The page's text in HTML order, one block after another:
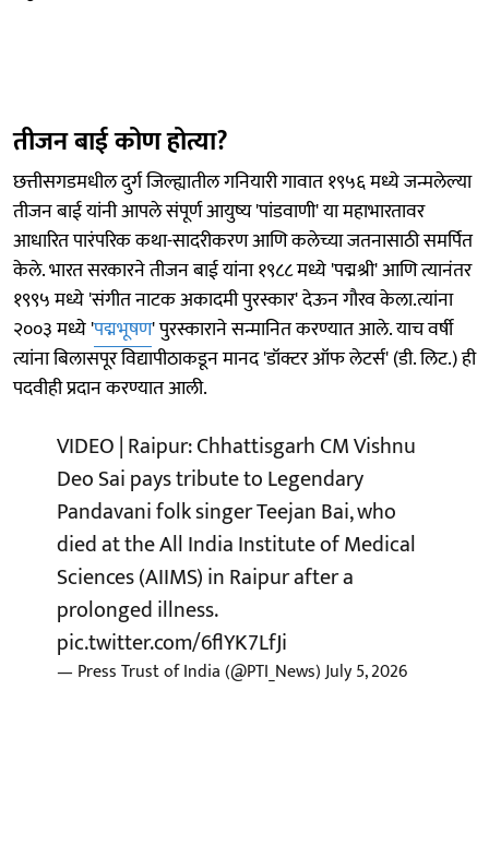
तीजन बाई कोण होत्या?
छत्तीसगडमधील दुर्ग जिल्ह्यातील गनियारी गावात १९५६ मध्ये जन्मलेल्या
तीजन बाई यांनी आपले संपूर्ण आयुष्य 'पांडवाणी' या महाभारतावर
आधारित पारंपरिक कथा-सादरीकरण आणि कलेच्या जतनासाठी समर्पित
केले. भारत सरकारने तीजन बाई यांना १९८८ मध्ये 'पद्मश्री' आणि त्यानंतर
१९९५ मध्ये 'संगीत नाटक अकादमी पुरस्कार' देऊन गौरव केला.त्यांना
२००३ मध्ये 'पद्मभूषण' पुरस्काराने सन्मानित करण्यात आले. याच वर्षी
त्यांना बिलासपूर विद्यापीठाकडून मानद 'डॉक्टर ऑफ लेटर्स' (डी. लिट.) ही
पदवीही प्रदान करण्यात आली.
VIDEO | Raipur: Chhattisgarh CM Vishnu
Deo Sai pays tribute to Legendary
Pandavani folk singer Teejan Bai, who
died at the All India Institute of Medical
Sciences (AIIMS) in Raipur after a
prolonged illness.
pic.twitter.com/6flYK7LfJi
— Press Trust of India (@PTI_News)July 5, 2026